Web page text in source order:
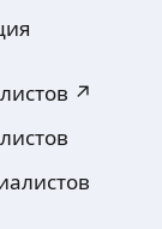
↗